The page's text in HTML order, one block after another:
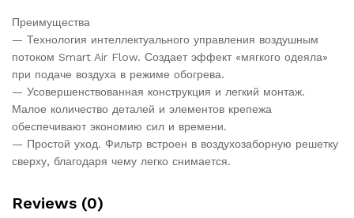
Преимущества
— Технология интеллектуального управления воздушным
потоком Smart Air Flow. Создает эффект «мягкого одеяла»
при подаче воздуха в режиме обогрева.
— Усовершенствованная конструкция и легкий монтаж.
Малое количество деталей и элементов крепежа
обеспечивают экономию сил и времени.
— Простой уход. Фильтр встроен в воздухозаборную решетку
сверху, благодаря чему легко снимается.
Reviews (0)